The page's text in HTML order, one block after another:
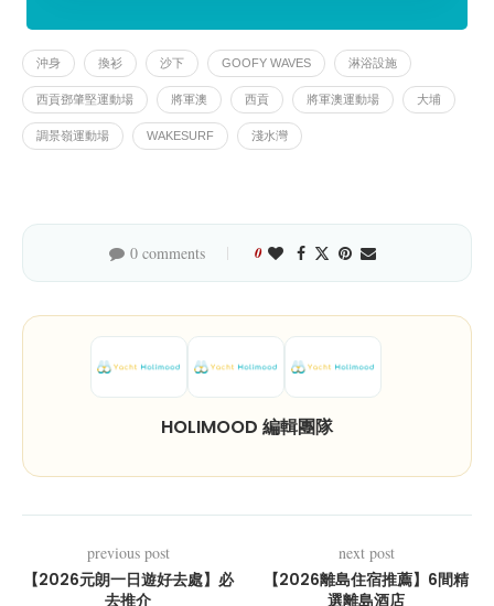
沖身 換衫 沙下 GOOFY WAVES 淋浴設施
西貢鄧肇堅運動場 將軍澳 西貢 將軍澳運動場 大埔
調景嶺運動場 WAKESURF 淺水灣
0 comments 0
HOLIMOOD 編輯團隊
previous post
【2026元朗一日遊好去處】必
去推介
next post
【2026離島住宿推薦】6間精
選離島酒店